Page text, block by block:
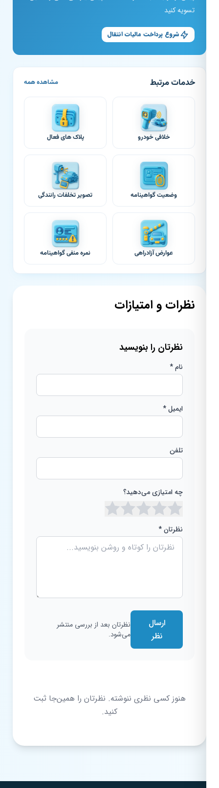
تسویه کنید
شروع پرداخت مالیات انتقال
خدمات مرتبط مشاهده همه
خلافی خودرو پلاک های فعال
وضعیت گواهینامه تصویر تخلفات رانندگی
عوارض آزادراهی نمره منفی گواهینامه
نظرات و امتیازات
نظرتان را بنویسید
ایمیل *
تلفن
چه امتیازی می‌دهید؟
نظرتان *
ارسال
نظرتان بعد از بررسی منتشر
می‌شود.
هنوز کسی نظری ننوشته. نظرتان را همین‌جا ثبت
کنید.